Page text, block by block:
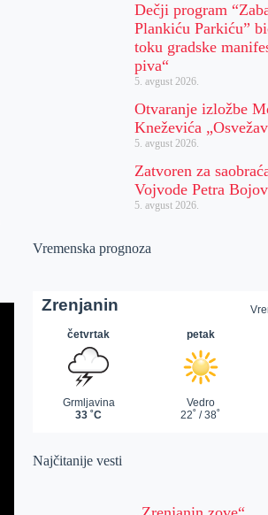
Dečji program
Plankiću Parkiću”
toku gradske
piva“
5. avgust 2026.
Otvaranje izložbe
Kneževića
5. avgust 2026.
Zatvoren za
Vojvode Petra
5. avgust 2026.
Vremenska prognoza
Najčitanije vesti